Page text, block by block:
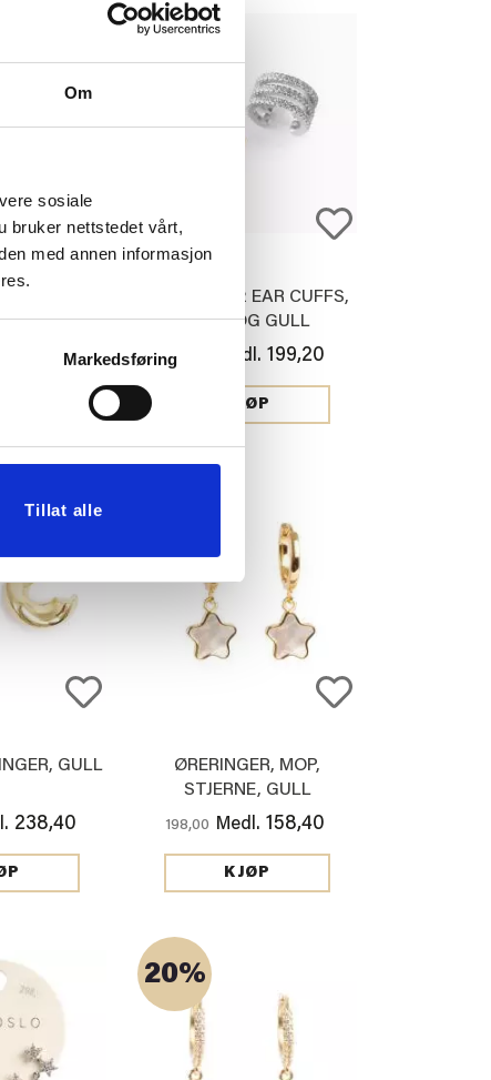
Om
sosiale
bruker nettstedet vårt,
med annen informasjon
Markedsføring
Tillat alle
STJERNE,
199,20
20%
SETT MED 2 EAR CUFFS,
SØLV OG GULL
249,00 Medl. 199,20
KJØP
GULL
238,40
ØRERINGER, MOP,
STJERNE, GULL
198,00 Medl. 158,40
KJØP
20%